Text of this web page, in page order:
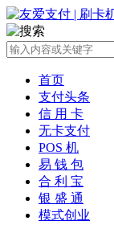
首页
支付头条
信 用 卡
无卡支付
POS 机
易 钱 包
合 利 宝
银 盛 通
模式创业